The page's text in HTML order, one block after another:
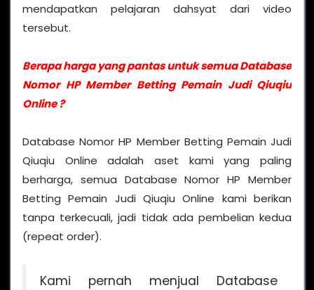
mendapatkan pelajaran dahsyat dari video
tersebut.
Berapa harga yang pantas untuk semua Database
Nomor HP Member Betting Pemain Judi Qiuqiu
Online ?
Database Nomor HP Member Betting Pemain Judi
Qiuqiu Online adalah aset kami yang paling
berharga, semua Database Nomor HP Member
Betting Pemain Judi Qiuqiu Online kami berikan
tanpa terkecuali, jadi tidak ada pembelian kedua
(repeat order).
Kami pernah menjual Database